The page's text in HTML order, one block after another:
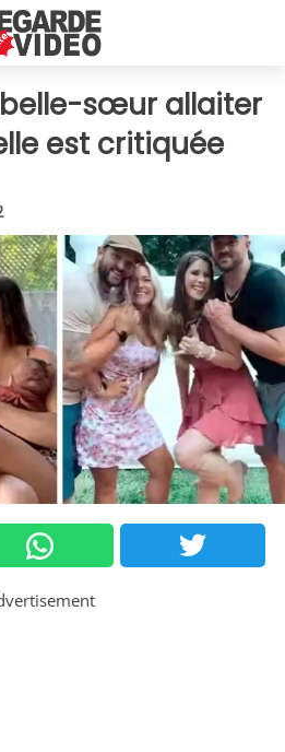
belle-sœur allaiter
est critiquée